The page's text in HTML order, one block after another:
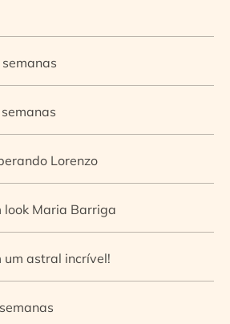
Lorenzo
look Maria Barriga
um astral incrível!